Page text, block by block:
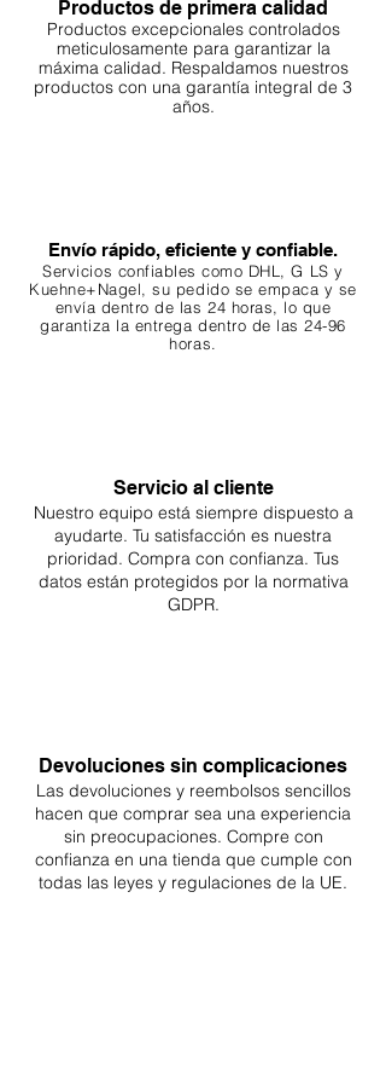
Productos de primera calidad
Productos excepcionales controlados
meticulosamente para garantizar la
máxima calidad. Respaldamos nuestros
productos con una garantía integral de 3
años.
Envío rápido, eficiente y confiable.
Servicios confiables como DHL, G LS y
Kuehne+Nagel, su pedido se empaca y se
envía dentro de las 24 horas, lo que
garantiza la entrega dentro de las 24-96
horas.
Servicio al cliente
Nuestro equipo está siempre dispuesto a
ayudarte. Tu satisfacción es nuestra
prioridad. Compra con confianza. Tus
datos están protegidos por la normativa
GDPR.
Devoluciones sin complicaciones
Las devoluciones y reembolsos sencillos
hacen que comprar sea una experiencia
sin preocupaciones. Compre con
confianza en una tienda que cumple con
todas las leyes y regulaciones de la UE.